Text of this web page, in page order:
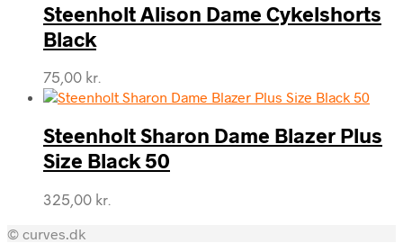
Steenholt Alison Dame Cykelshorts
Black
75,00 kr.
Steenholt Sharon Dame Blazer Plus
Size Black 50
325,00 kr.
© curves.dk